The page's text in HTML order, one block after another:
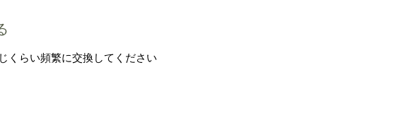
くらい頻繁に交換してください